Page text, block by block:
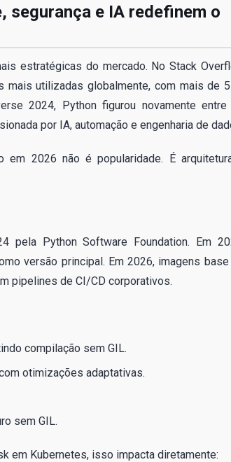
segurança e IA redefinem o
estratégicas do mercado. No Stack
mais utilizadas globalmente, com mais de
2024, Python figurou novamente entre
por IA, automação e engenharia de
2026 não é popularidade. É
pela Python Software Foundation. Em
versão principal. Em 2026, imagens
pipelines de CI/CD corporativos.
compilação sem GIL.
otimizações adaptativas.
sem GIL.
em Kubernetes, isso impacta diretamente: